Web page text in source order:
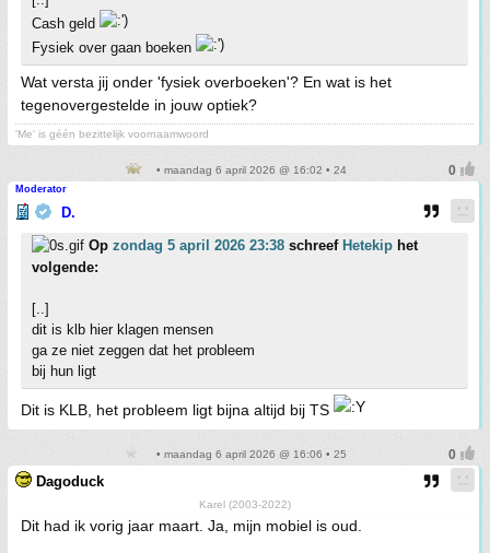
Cash geld
Fysiek over gaan boeken
Wat versta jij onder 'fysiek overboeken'? En wat is het
tegenovergestelde in jouw optiek?
'Me' is géén bezittelijk voornaamwoord
• maandag 6 april 2026 @ 16:02 • 24
Moderator
D.
Op zondag 5 april 2026 23:38 schreef Hetekip het
volgende:
[..]
dit is klb hier klagen mensen
ga ze niet zeggen dat het probleem
bij hun ligt
Dit is KLB, het probleem ligt bijna altijd bij TS
• maandag 6 april 2026 @ 16:06 • 25
Dagoduck
Karel (2003-2022)
Dit had ik vorig jaar maart. Ja, mijn mobiel is oud.